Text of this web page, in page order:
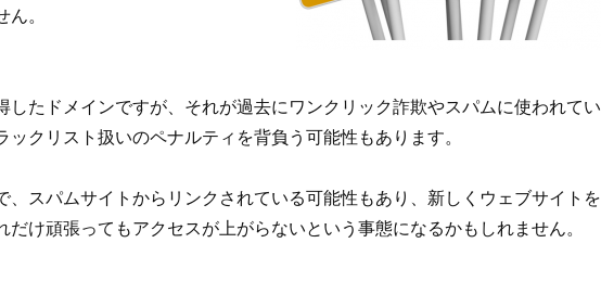
。
たドメインですが、それが過去にワンクリック詐欺やスパムに使われてい
クリスト扱いのペナルティを背負う可能性もあります。
スパムサイトからリンクされている可能性もあり、新しくウェブサイトを
け頑張ってもアクセスが上がらないという事態になるかもしれません。